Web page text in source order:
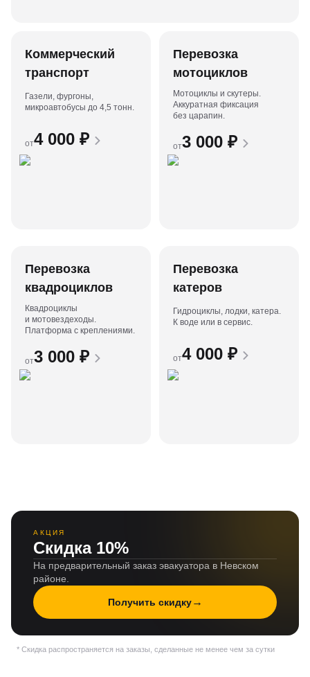
Коммерческий
транспорт
Газели, фургоны,
микроавтобусы до 4,5 тонн.
от4 000 ₽
Перевозка
мотоциклов
Мотоциклы и скутеры.
Аккуратная фиксация
без царапин.
от3 000 ₽
Перевозка
квадроциклов
Квадроциклы
и мотовездеходы.
Платформа с креплениями.
от3 000 ₽
Перевозка
катеров
Гидроциклы, лодки, катера.
К воде или в сервис.
от4 000 ₽
АКЦИЯ
Скидка 10%
На предварительный заказ эвакуатора в Невском
районе.
Получить скидку→
* Скидка распространяется на заказы, сделанные не менее чем за сутки